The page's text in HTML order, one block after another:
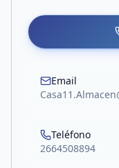
Email
Teléfono
2664508894